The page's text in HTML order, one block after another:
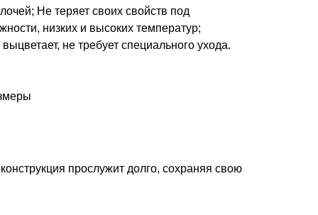
Не теряет своих свойств под
низких и высоких температур;
не требует специального ухода.
прослужит долго, сохраняя свою